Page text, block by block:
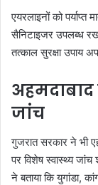
एयरलाइनों को पर्याप्त
सैनिटाइजर उपलब्ध
तत्काल सुरक्षा उपाय
अहमदाबाद
जांच
गुजरात सरकार ने भी
पर विशेष स्वास्थ्य
ने बताया कि युगांडा,